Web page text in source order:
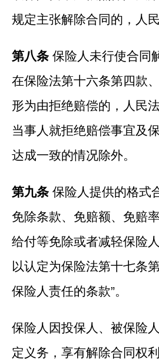
规定主张解除合同的，人
第八条 保险人未行使合同
在保险法第十六条第四款
形为由拒绝赔偿的，人民
当事人就拒绝赔偿事宜及
达成一致的情况除外。
第九条 保险人提供的格式
免除条款、免赔额、免赔
给付等免除或者减轻保险
以认定为保险法第十七条
保险人责任的条款”。
保险人因投保人、被保险
定义务，享有解除合同权